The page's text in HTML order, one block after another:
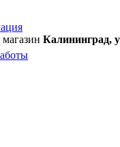
магазин Калининград,